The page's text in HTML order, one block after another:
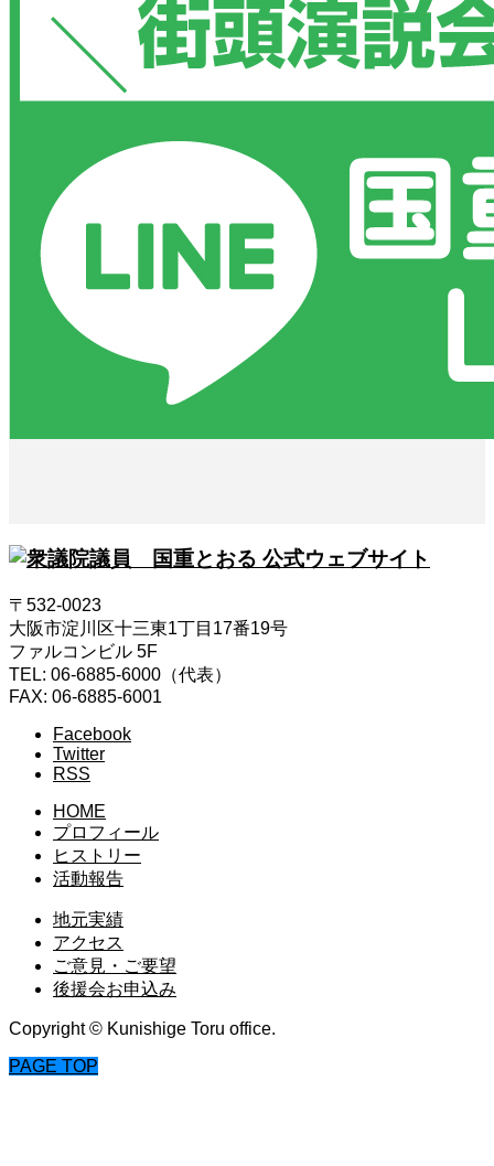
〒532-0023
大阪市淀川区十三東1丁目17番19号
ファルコンビル 5F
TEL: 06-6885-6000（代表）
FAX: 06-6885-6001
Facebook
Twitter
RSS
HOME
プロフィール
ヒストリー
活動報告
地元実績
アクセス
ご意見・ご要望
後援会お申込み
Copyright © Kunishige Toru office.
PAGE TOP